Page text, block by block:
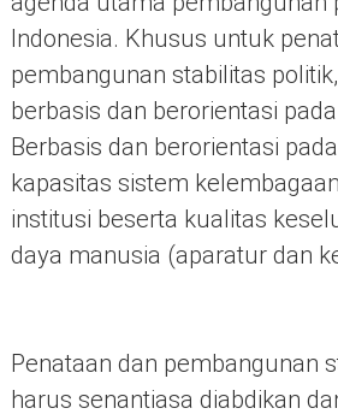
Indonesia. Khusus untuk
pembangunan stabilitas
berbasis dan berorientasi
Berbasis dan berorientasi
kapasitas sistem
institusi beserta kualitas
daya manusia (aparatur dan
Penataan dan pembangunan
harus senantiasa diabdikan